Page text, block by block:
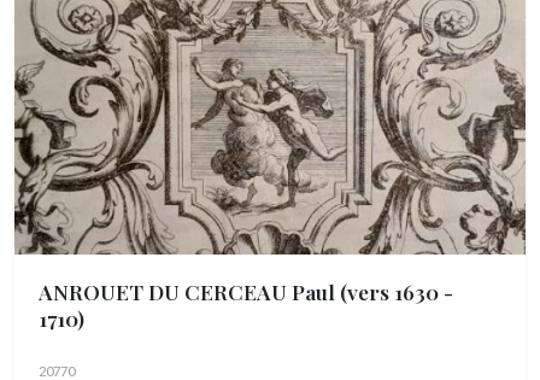
ANROUET DU CERCEAU Paul (vers 1630 -
1710)
20770